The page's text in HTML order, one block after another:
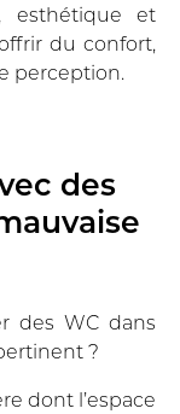
esthétique et
du confort,
perception.
des
des WC dans
?
dont l’espace